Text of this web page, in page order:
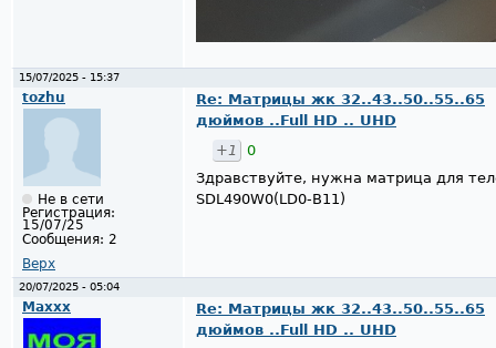
15/07/2025 - 15:37
tozhu
Не в сети
Регистрация:
15/07/25
Сообщения: 2
Верх
Re: Матрицы жк 32..43..50..55..65
дюймов ..Full HD .. UHD
+1
0
Здравствуйте, нужна матрица для
SDL490W0(LD0-B11)
20/07/2025 - 05:04
Maxxx
Re: Матрицы жк 32..43..50..55..65
дюймов ..Full HD .. UHD